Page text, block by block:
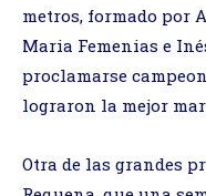
metros, formado por
Maria Femenias e
proclamarse
lograron la mejor
Otra de las grandes